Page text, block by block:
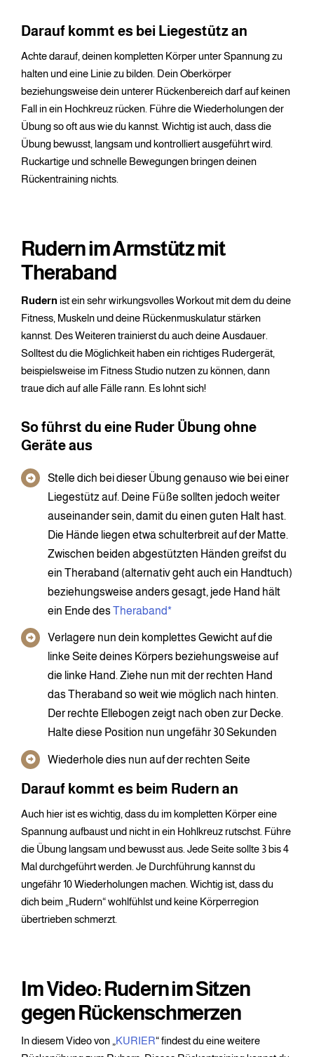
Darauf kommt es bei Liegestütz an
Achte darauf, deinen kompletten Körper unter Spannung zu
halten und eine Linie zu bilden. Dein Oberkörper
beziehungsweise dein unterer Rückenbereich darf auf keinen
Fall in ein Hochkreuz rücken. Führe die Wiederholungen der
Übung so oft aus wie du kannst. Wichtig ist auch, dass die
Übung bewusst, langsam und kontrolliert ausgeführt wird.
Ruckartige und schnelle Bewegungen bringen deinen
Rückentraining nichts.
Rudern im Armstütz mit
Theraband
Rudern ist ein sehr wirkungsvolles Workout mit dem du deine
Fitness, Muskeln und deine Rückenmuskulatur stärken
kannst. Des Weiteren trainierst du auch deine Ausdauer.
Solltest du die Möglichkeit haben ein richtiges Rudergerät,
beispielsweise im Fitness Studio nutzen zu können, dann
traue dich auf alle Fälle rann. Es lohnt sich!
So führst du eine Ruder Übung ohne
Geräte aus
Stelle dich bei dieser Übung genauso wie bei einer
Liegestütz auf. Deine Füße sollten jedoch weiter
auseinander sein, damit du einen guten Halt hast.
Die Hände liegen etwa schulterbreit auf der Matte.
Zwischen beiden abgestützten Händen greifst du
ein Theraband (alternativ geht auch ein Handtuch)
beziehungsweise anders gesagt, jede Hand hält
ein Ende desTheraband*
Verlagere nun dein komplettes Gewicht auf die
linke Seite deines Körpers beziehungsweise auf
die linke Hand. Ziehe nun mit der rechten Hand
das Theraband so weit wie möglich nach hinten.
Der rechte Ellebogen zeigt nach oben zur Decke.
Halte diese Position nun ungefähr 30 Sekunden
Wiederhole dies nun auf der rechten Seite
Darauf kommt es beim Rudern an
Auch hier ist es wichtig, dass du im kompletten Körper eine
Spannung aufbaust und nicht in ein Hohlkreuz rutschst. Führe
die Übung langsam und bewusst aus. Jede Seite sollte 3 bis 4
Mal durchgeführt werden. Je Durchführung kannst du
ungefähr 10 Wiederholungen machen. Wichtig ist, dass du
dich beim „Rudern“ wohlfühlst und keine Körperregion
übertrieben schmerzt.
Im Video: Rudern im Sitzen
gegen Rückenschmerzen
In diesem Video von „ KURIER“ findest du eine weitere